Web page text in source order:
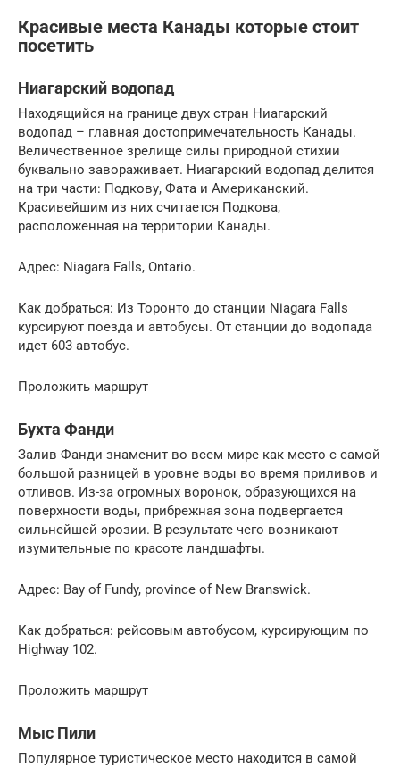
Красивые места Канады которые стоит
посетить
Ниагарский водопад
Находящийся на границе двух стран Ниагарский
водопад – главная достопримечательность Канады.
Величественное зрелище силы природной стихии
буквально завораживает. Ниагарский водопад делится
на три части: Подкову, Фата и Американский.
Красивейшим из них считается Подкова,
расположенная на территории Канады.
Адрес: Niagara Falls, Ontario.
Как добраться: Из Торонто до станции Niagara Falls
курсируют поезда и автобусы. От станции до водопада
идет 603 автобус.
Проложить маршрут
Бухта Фанди
Залив Фанди знаменит во всем мире как место с самой
большой разницей в уровне воды во время приливов и
отливов. Из-за огромных воронок, образующихся на
поверхности воды, прибрежная зона подвергается
сильнейшей эрозии. В результате чего возникают
изумительные по красоте ландшафты.
Адрес: Bay of Fundy, province of New Branswick.
Как добраться: рейсовым автобусом, курсирующим по
Highway 102.
Проложить маршрут
Мыс Пили
Популярное туристическое место находится в самой